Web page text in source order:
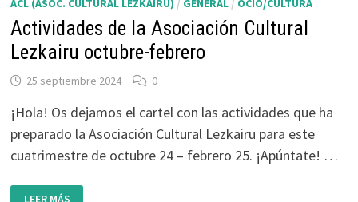
Actividades de la Asociación Cultural
Lezkairu octubre-febrero
25 septiembre 2024 0
¡Hola! Os dejamos el cartel con las actividades que ha
preparado la Asociación Cultural Lezkairu para este
cuatrimestre de octubre 24 – febrero 25. ¡Apúntate! …
ACTIVIDADES